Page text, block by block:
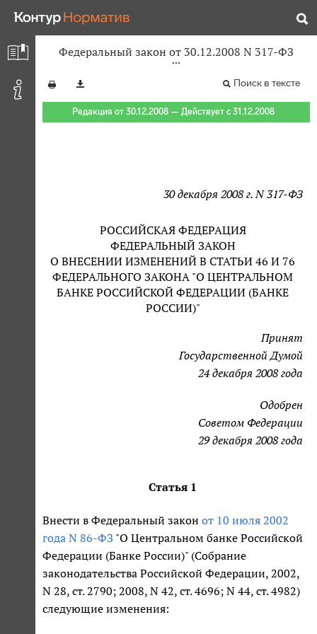
Федеральный закон от 30.12.2008 N 317-ФЗ
Поиск в тексте
Редакция от 30.12.2008 — Действует с 31.12.2008
30 декабря 2008 г. N 317-ФЗ
РОССИЙСКАЯ ФЕДЕРАЦИЯ
ФЕДЕРАЛЬНЫЙ ЗАКОН
О ВНЕСЕНИИ ИЗМЕНЕНИЙ В СТАТЬИ 46 И 76
ФЕДЕРАЛЬНОГО ЗАКОНА "О ЦЕНТРАЛЬНОМ
БАНКЕ РОССИЙСКОЙ ФЕДЕРАЦИИ (БАНКЕ
РОССИИ)"
Принят
Государственной Думой
24 декабря 2008 года
Одобрен
Советом Федерации
29 декабря 2008 года
Статья 1
Внести в Федеральный закон от 10 июля 2002
года N 86-ФЗ "О Центральном банке Российской
Федерации (Банке России)" (Собрание
законодательства Российской Федерации, 2002,
N 28, ст. 2790; 2008, N 42, ст. 4696; N 44, ст. 4982)
следующие изменения: